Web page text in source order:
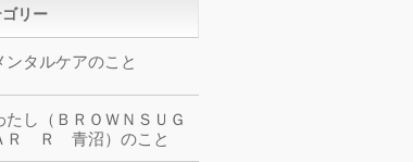
リー
ンタルケアのこと
たし（ＢＲＯＷＮＳＵＧ
Ｒ Ｒ 青沼）のこと